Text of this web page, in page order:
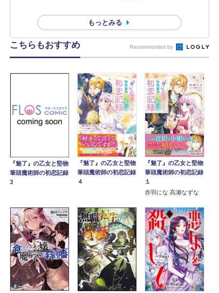
もっとみる
こちらもおすすめ Recommended by
『魅了』の乙女と堅物
筆頭魔術師の初恋記録
3
『魅了』の乙女と堅物
筆頭魔術師の初恋記録
４
『魅了』の乙女と堅物
筆頭魔術師の初恋記録
１
赤羽にな 高瀬なずな